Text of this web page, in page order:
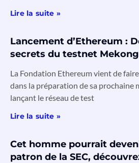
Lire la suite »
Lancement d’Ethereum :
secrets du testnet
La Fondation Ethereum vient de
dans la préparation de sa prochaine
lançant le réseau de test
Lire la suite »
Cet homme pourrait
patron de la SEC,